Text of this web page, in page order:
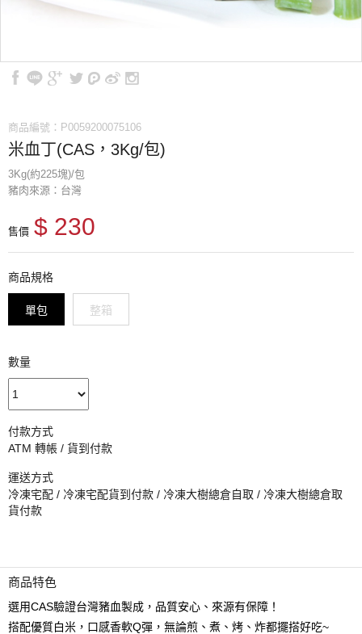
商品編號：P0059200075106
米血丁(CAS，3Kg/包)
3Kg(約225塊)/包
豬肉來源：台灣
售價 $ 230
商品規格
單包 整箱
數量
付款方式
ATM 轉帳 / 貨到付款
運送方式
冷凍宅配 / 冷凍宅配貨到付款 / 冷凍大樹總倉自取 / 冷凍大樹總倉取
貨付款
商品特色
選用CAS驗證台灣豬血製成，品質安心、來源有保障！
搭配優質白米，口感香軟Q彈，無論煎、煮、烤、炸都擺搭好吃~